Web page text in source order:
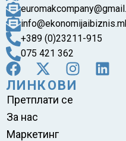
+389 (0)23211-915
075 421 362
ЛИНКОВИ
Претплати се
За нас
Маркетинг